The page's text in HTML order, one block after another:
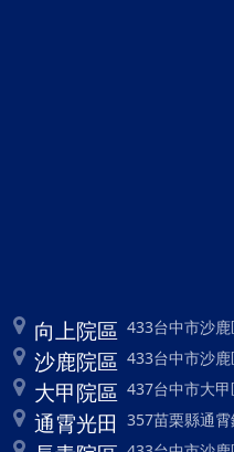
向上院區 433台中市沙
沙鹿院區 433台中市沙
大甲院區 437台中市大
通霄光田 357苗栗縣通